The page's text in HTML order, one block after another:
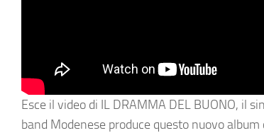
Esce il video di IL DRAMMA DEL BUONO, il
band Modenese produce questo nuovo